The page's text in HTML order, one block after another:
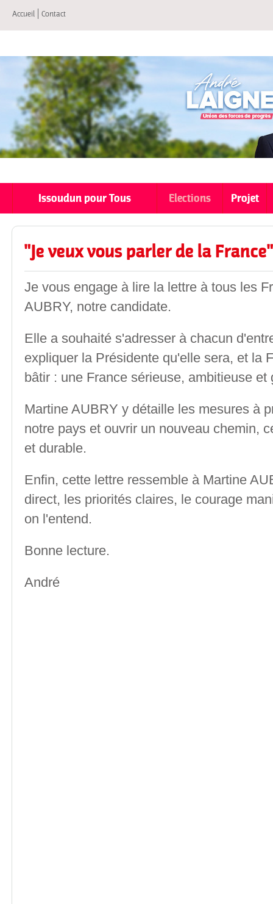
Accueil Contact
Issoudun pour Tous Elections Projet
"Je veux vous parler de la France"
Je vous engage à lire la lettre à tous les
AUBRY, notre candidate.
Elle a souhaité s'adresser à chacun
expliquer la Présidente qu'elle sera, et la
bâtir : une France sérieuse, ambitieuse
Martine AUBRY y détaille les mesures à
notre pays et ouvrir un nouveau chemin,
et durable.
Enfin, cette lettre ressemble à Martine
direct, les priorités claires, le courage
on l'entend.
Bonne lecture.
André